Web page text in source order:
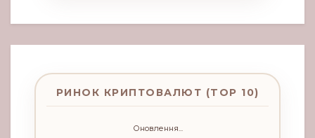
РИНОК КРИПТОВАЛЮТ (TOP 10)
Оновлення...